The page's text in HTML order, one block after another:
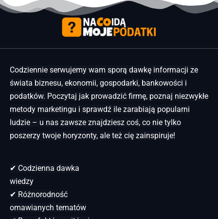
Codziennie serwujemy wam sporą dawkę informacji ze
świata biznesu, ekonomii, gospodarki, bankowości i
podatków. Poczytaj jak prowadzić firmę, poznaj niezwykłe
metody marketingu i sprawdź ile zarabiają popularni
ludzie – u nas zawsze znajdziesz coś, co nie tylko
poszerzy twoje horyzonty, ale też cię zainspiruje!
✔ Codzienna dawka
wiedzy
✔ Różnorodność
omawianych tematów